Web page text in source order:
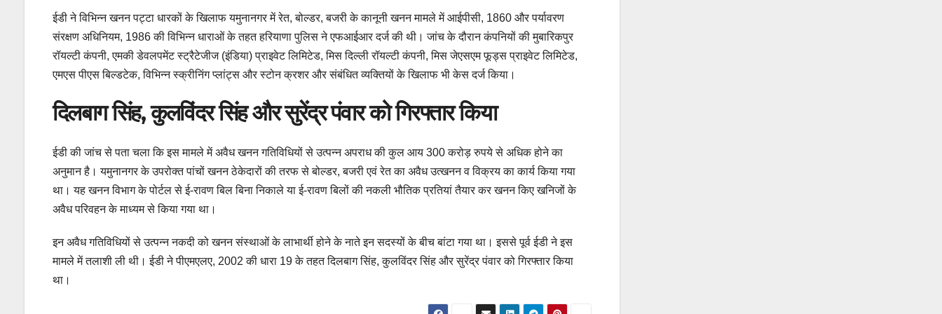
ईडी ने विभिन्न खनन पट्टा धारकों के खिलाफ यमुनानगर में रेत, बोल्डर, बजरी के कानूनी खनन मामले में आईपीसी, 1860 और पर्यावरण
संरक्षण अधिनियम, 1986 की विभिन्न धाराओं के तहत हरियाणा पुलिस ने एफआईआर दर्ज की थी। जांच के दौरान कंपनियों की मुबारिकपुर
रॉयल्टी कंपनी, एमकी डेवलपमेंट स्ट्रैटेजीज (इंडिया) प्राइवेट लिमिटेड, मिस दिल्ली रॉयल्टी कंपनी, मिस जेएसएम फूड्स प्राइवेट लिमिटेड,
एमएस पीएस बिल्डटेक, विभिन्न स्क्रीनिंग प्लांट्स और स्टोन क्रशर और संबंधित व्यक्तियों के खिलाफ भी केस दर्ज किया।
दिलबाग सिंह, कुलविंदर सिंह और सुरेंद्र पंवार को गिरफ्तार किया
ईडी की जांच से पता चला कि इस मामले में अवैध खनन गतिविधियों से उत्पन्न अपराध की कुल आय 300 करोड़ रुपये से अधिक होने का
अनुमान है। यमुनानगर के उपरोक्त पांचों खनन ठेकेदारों की तरफ से बोल्डर, बजरी एवं रेत का अवैध उत्खनन व विक्रय का कार्य किया गया
था। यह खनन विभाग के पोर्टल से ई-रावण बिल बिना निकाले या ई-रावण बिलों की नकली भौतिक प्रतियां तैयार कर खनन किए खनिजों के
अवैध परिवहन के माध्यम से किया गया था।
इन अवैध गतिविधियों से उत्पन्न नकदी को खनन संस्थाओं के लाभार्थी होने के नाते इन सदस्यों के बीच बांटा गया था। इससे पूर्व ईडी ने इस
मामले में तलाशी ली थी। ईडी ने पीएमएलए, 2002 की धारा 19 के तहत दिलबाग सिंह, कुलविंदर सिंह और सुरेंद्र पंवार को गिरफ्तार किया
था।